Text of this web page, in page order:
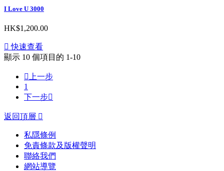
I Love U 3000
HK$1,200.00
 快速查看
顯示 10 個項目的 1-10
上一步
1
下一步
返回頂層 
私隱條例
免責條款及版權聲明
聯絡我們
網站導覽